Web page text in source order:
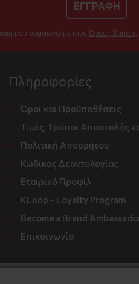
ΕΓΓΡΑΦΗ
μου συμφωνώ με τους Όρους Χρήσης
Πληροφορίες
Όροι και Προϋποθέσεις
Τιμές, Τρόποι Αποστολής
Πολιτική Απορρήτου
Κώδικας Δεοντολογίας
Εταιρικό Προφίλ
KLoop - Loyalty Program
Become a Brand
Επικοινωνία